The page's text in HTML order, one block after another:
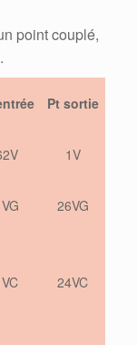
point couplé,
Pt sortie
1V
26VG
24VC